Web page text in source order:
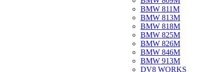
BMW 811M
BMW 813M
BMW 818M
BMW 825M
BMW 826M
BMW 846M
BMW 913M
DV8 WORKS